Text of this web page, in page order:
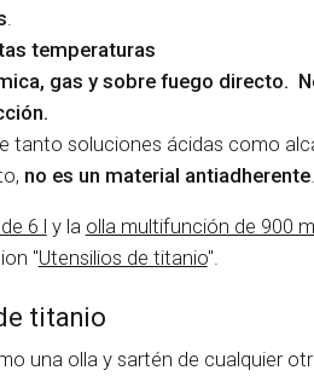
temperaturas
gas y sobre fuego directo.
tanto soluciones ácidas como
no es un material antiadherente
6 l y la olla multifunción de 900
"Utensilios de titanio".
titanio
una olla y sartén de cualquier